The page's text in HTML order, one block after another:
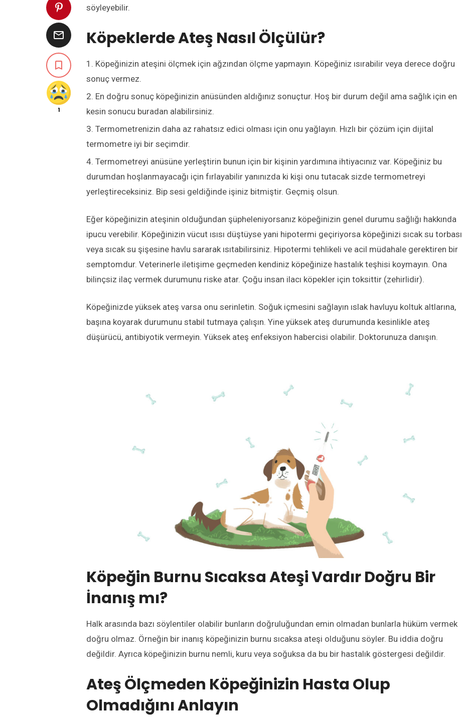


1
söyleyebilir.
Köpeklerde Ateş Nasıl Ölçülür?
Köpeğinizin ateşini ölçmek için ağzından ölçme yapmayın. Köpeğiniz ısırabilir veya derece doğru
sonuç vermez.
En doğru sonuç köpeğinizin anüsünden aldığınız sonuçtur. Hoş bir durum değil ama sağlık için en
kesin sonucu buradan alabilirsiniz.
Termometrenizin daha az rahatsız edici olması için onu yağlayın. Hızlı bir çözüm için dijital
termometre iyi bir seçimdir.
Termometreyi anüsüne yerleştirin bunun için bir kişinin yardımına ihtiyacınız var. Köpeğiniz bu
durumdan hoşlanmayacağı için fırlayabilir yanınızda ki kişi onu tutacak sizde termometreyi
yerleştireceksiniz. Bip sesi geldiğinde işiniz bitmiştir. Geçmiş olsun.
Eğer köpeğinizin ateşinin olduğundan şüpheleniyorsanız köpeğinizin genel durumu sağlığı hakkında
ipucu verebilir. Köpeğinizin vücut ısısı düştüyse yani hipotermi geçiriyorsa köpeğinizi sıcak su torbası
veya sıcak su şişesine havlu sararak ısıtabilirsiniz. Hipotermi tehlikeli ve acil müdahale gerektiren bir
semptomdur. Veterinerle iletişime geçmeden kendiniz köpeğinize hastalık teşhisi koymayın. Ona
bilinçsiz ilaç vermek durumunu riske atar. Çoğu insan ilacı köpekler için toksittir (zehirlidir).
Köpeğinizde yüksek ateş varsa onu serinletin. Soğuk içmesini sağlayın ıslak havluyu koltuk altlarına,
başına koyarak durumunu stabil tutmaya çalışın. Yine yüksek ateş durumunda kesinlikle ateş
düşürücü, antibiyotik vermeyin. Yüksek ateş enfeksiyon habercisi olabilir. Doktorunuza danışın.
Köpeğin Burnu Sıcaksa Ateşi Vardır Doğru Bir
İnanış mı?
Halk arasında bazı söylentiler olabilir bunların doğruluğundan emin olmadan bunlarla hüküm vermek
doğru olmaz. Örneğin bir inanış köpeğinizin burnu sıcaksa ateşi olduğunu söyler. Bu iddia doğru
değildir. Ayrıca köpeğinizin burnu nemli, kuru veya soğuksa da bu bir hastalık göstergesi değildir.
Ateş Ölçmeden Köpeğinizin Hasta Olup
Olmadığını Anlayın